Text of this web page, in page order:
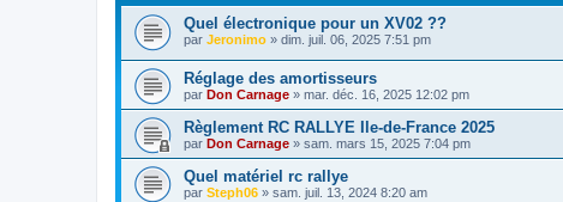
Quel électronique pour un XV02 ??
par Jeronimo » dim. juil. 06, 2025 7:51 pm
Réglage des amortisseurs
par Don Carnage » mar. déc. 16, 2025 12:02 pm
Règlement RC RALLYE Ile-de-France 2025
par Don Carnage » sam. mars 15, 2025 7:04 pm
Quel matériel rc rallye
par Steph06 » sam. juil. 13, 2024 8:20 am